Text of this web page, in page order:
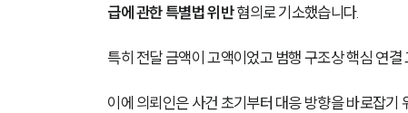
급에 관한 특별법 위반 혐의로 기소했습니다.
특히 전달 금액이 고액이었고 범행 구조상 핵심 연
이에 의뢰인은 사건 초기부터 대응 방향을 바로잡기